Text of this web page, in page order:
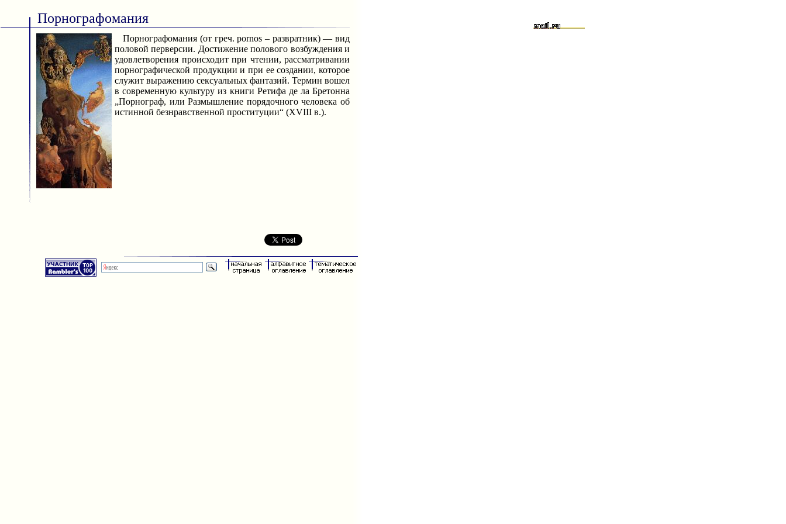
Порнографомания
Порнографомания (от греч. pornos – развратник) — вид
половой перверсии. Достижение полового возбуждения и
удовлетворения происходит при чтении, рассматривании
порнографической продукции и при ее создании, которое
служит выражению сексуальных фантазий. Термин вошел
в современную культуру из книги Ретифа де ла Бретонна
„Порнограф, или Размышление порядочного человека об
истинной безнравственной проституции“ (ХVIII в.).